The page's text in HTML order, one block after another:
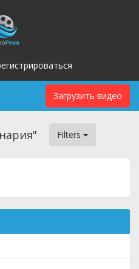
Загрузить видео
Filters